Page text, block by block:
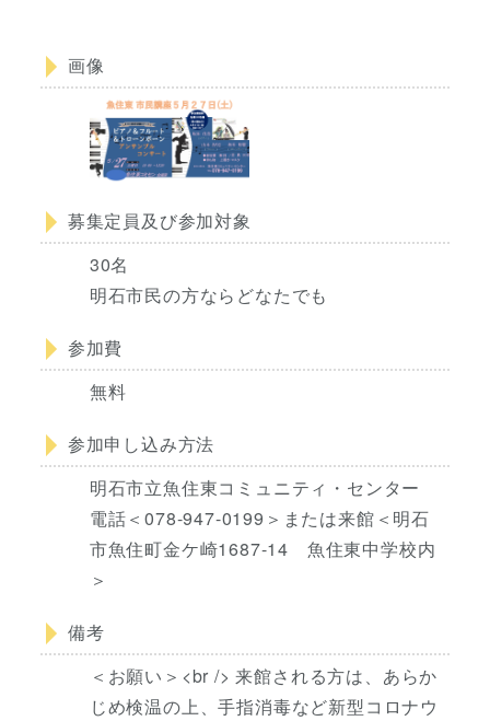
画像
募集定員及び参加対象
30名
明石市民の方ならどなたでも
参加費
無料
参加申し込み方法
明石市立魚住東コミュニティ・センター
電話＜078-947-0199＞または来館＜明石
市魚住町金ケ崎1687-14 魚住東中学校内
＞
備考
＜お願い＞<br /> 来館される方は、あらか
じめ検温の上、手指消毒など新型コロナウ